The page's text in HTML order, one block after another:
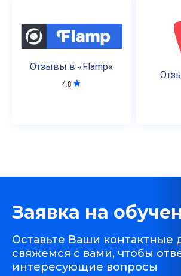
Отзывы в «Flamp»
4.8
Заявка на
Оставьте Ваши контактные
свяжемся с вами, чтобы
интересующие вопросы